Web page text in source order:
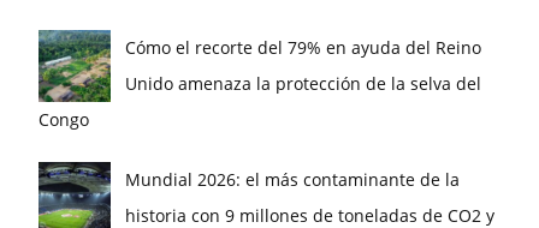
Cómo el recorte del 79% en ayuda del Reino
Unido amenaza la protección de la selva del
Congo
Mundial 2026: el más contaminante de la
historia con 9 millones de toneladas de CO2 y